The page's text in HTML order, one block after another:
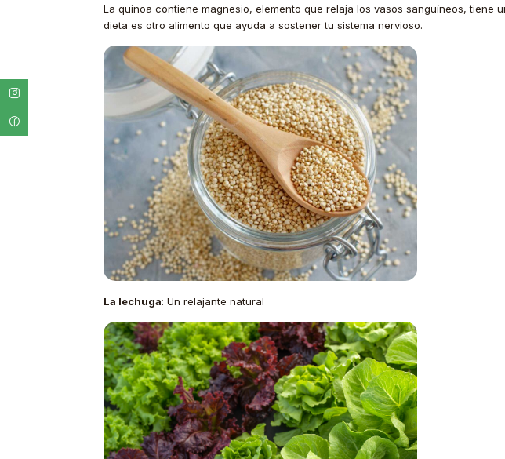
La quinoa contiene magnesio, elemento que relaja los vasos sanguíneos, tiene
dieta es otro alimento que ayuda a sostener tu sistema nervioso.
La lechuga: Un relajante natural